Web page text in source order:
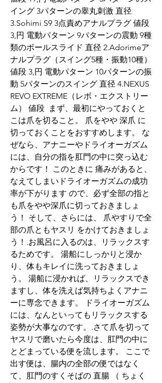
イング 3パターンの睾丸刺激 直径
3.Sohimi S9 3点責めアナルプラグ 値段
3,円 電動パターン 9パターンの震動 9種
類のボールスライド 直径 2.Adorimeア
ナルプラグ（スイング5種・振動10種）
値段 3,円 電動パターン 10パターンの振
動 5パターンのスイング 直径 4.NEXUS
REVO EXTREME（レボ・エクストリー
ム） 値段  まず、最初にやっておくと
こは爪を切ること。 爪をやや 深爪 に
切っておくことをおすすめします。 な
ぜなら、アナニーやドライオーガズム
には、自分の指を肛門の中に突っ込む
からです！ このときに 痛みがあると、
なえてしまいドライオーガズムの成功
率が下がります ので、必ず全部の指と
も爪をやや深爪に切っておきましょ
う！ そして、さらには、 爪やすりで全
部の爪ともヤスリ をかけておきましょ
う！.お風呂に入るのは、リラックスす
るためです。 湯船にしっかりと浸か
り、体もキレイに洗っておきましょ
う。 湯船に浸かれば、リラックスでき
ますし、体を洗えば気持ちよくアナニ
ーに専念できます。 ドライオーガズム
には、なんといってもリラックスする
姿勢が大事なのです。.さて爪を切って
ヤスリで磨いたら今度は、肛門の中に
とどまっている便を流します。 ここで
出す便は、腸内の全部の便ではなく
て、肛門のすくそばの 直腸 （ ちょく